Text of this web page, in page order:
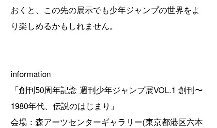
おくと、この先の展示でも少年ジャンプの世界をよ
り楽しめるかもしれません。
information
「創刊50周年記念 週刊少年ジャンプ展VOL.1 創刊〜
1980年代、伝説のはじまり」
会場：森アーツセンターギャラリー(東京都港区六本